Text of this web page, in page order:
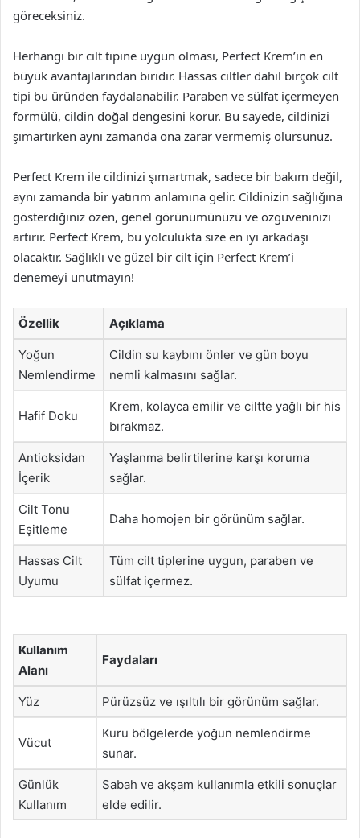
göreceksiniz.
Herhangi bir cilt tipine uygun olması, Perfect Krem’in en
büyük avantajlarından biridir. Hassas ciltler dahil birçok cilt
tipi bu üründen faydalanabilir. Paraben ve sülfat içermeyen
formülü, cildin doğal dengesini korur. Bu sayede, cildinizi
şımartırken aynı zamanda ona zarar vermemiş olursunuz.
Perfect Krem ile cildinizi şımartmak, sadece bir bakım değil,
aynı zamanda bir yatırım anlamına gelir. Cildinizin sağlığına
gösterdiğiniz özen, genel görünümünüzü ve özgüveninizi
artırır. Perfect Krem, bu yolculukta size en iyi arkadaşı
olacaktır. Sağlıklı ve güzel bir cilt için Perfect Krem’i
denemeyi unutmayın!
Özellik Açıklama
Yoğun
Nemlendirme
Cildin su kaybını önler ve gün boyu
nemli kalmasını sağlar.
Hafif Doku
Krem, kolayca emilir ve ciltte yağlı bir his
bırakmaz.
Antioksidan
İçerik
Yaşlanma belirtilerine karşı koruma
sağlar.
Cilt Tonu
Eşitleme
Daha homojen bir görünüm sağlar.
Hassas Cilt
Uyumu
Tüm cilt tiplerine uygun, paraben ve
sülfat içermez.
Kullanım
Alanı
Faydaları
Yüz Pürüzsüz ve ışıltılı bir görünüm sağlar.
Vücut
Kuru bölgelerde yoğun nemlendirme
sunar.
Günlük
Kullanım
Sabah ve akşam kullanımla etkili sonuçlar
elde edilir.